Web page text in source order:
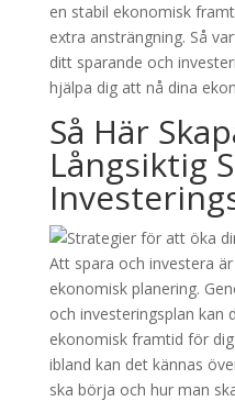
en stabil ekonomisk
extra ansträngning. Så
ditt sparande och
hjälpa dig att nå dina
Så Här
Långsiktig
Att spara och investera
ekonomisk planering.
och investeringsplan kan
ekonomisk framtid för
ibland kan det kännas
ska börja och hur man